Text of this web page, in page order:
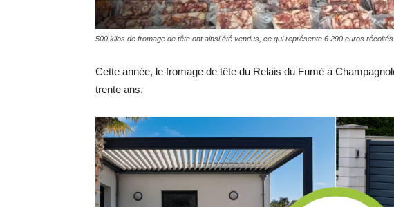
500 kilos de fromage de tête ont ainsi été vendus, ce qui représente 6 290 euros récoltés
Cette année, le fromage de tête du Relais du Fumé à
trente ans.